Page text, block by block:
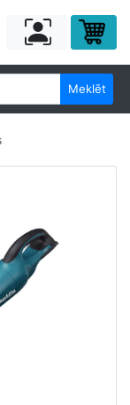
Meklēt